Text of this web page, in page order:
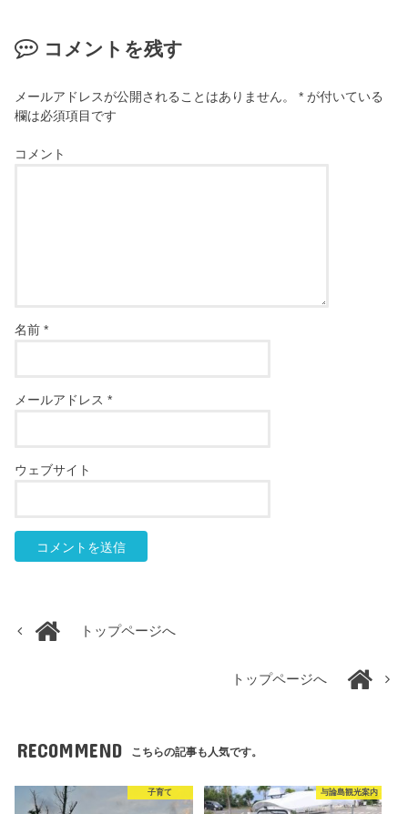
コメントを残す
メールアドレスが公開されることはありません。 * が付いている
欄は必須項目です
コメント
名前*
メールアドレス*
ウェブサイト
トップページへ
トップページへ
RECOMMEND こちらの記事も人気です。
子育て 与論島観光案内